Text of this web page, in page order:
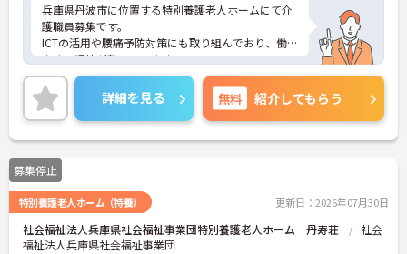
兵庫県丹波市に位置する特別養護老人ホームにて介
護職員募集です。
ICTの活用や腰痛予防対策にも取り組んでおり、働き
やすい環境が整っています。
ご興味ある方には、面接対策ポイントなど、さらに
詳細をお話しいたしますのでお気軽にご相談くださ
い！
詳細を見る 無料 紹介してもらう
募集停止
特別養護老人ホーム（特養） 更新日：2026年07月30日
社会福祉法人兵庫県社会福祉事業団特別養護老人ホーム 丹寿荘
社会
福祉法人兵庫県社会福祉事業団